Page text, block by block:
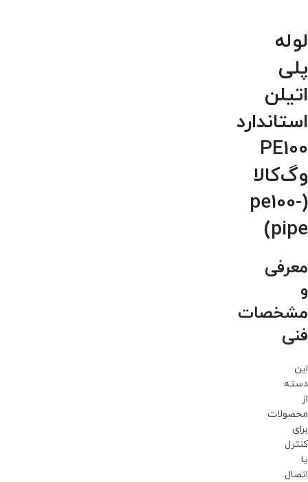
لوله
پلی
اتیلن
استاندارد
PE100
وگ‌کالا
(pe100-
pipe)
معرفی
و
مشخصات
فنی
این
دسته
از
محصولات
برای
کنترل
یا
اتصال